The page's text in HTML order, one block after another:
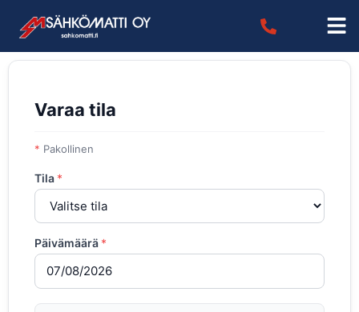
Varaa tila
* Pakollinen
Tila *
Päivämäärä *